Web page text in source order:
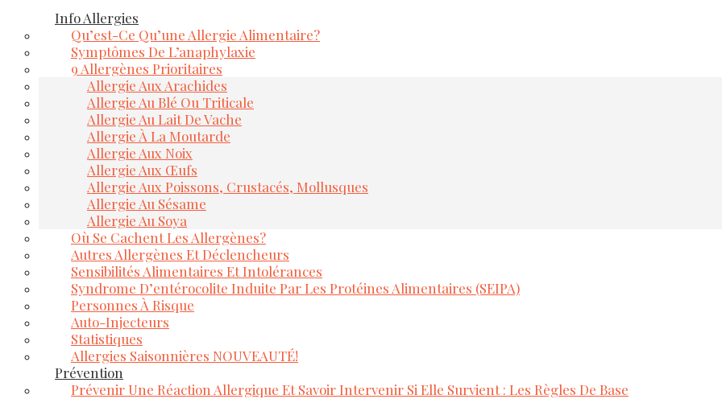
Info Allergies
Qu’est-Ce Qu’une Allergie Alimentaire?
Symptômes De L’anaphylaxie
9 Allergènes Prioritaires
Allergie Aux Arachides
Allergie Au Blé Ou Triticale
Allergie Au Lait De Vache
Allergie À La Moutarde
Allergie Aux Noix
Allergie Aux Œufs
Allergie Aux Poissons, Crustacés, Mollusques
Allergie Au Sésame
Allergie Au Soya
Où Se Cachent Les Allergènes?
Autres Allergènes Et Déclencheurs
Sensibilités Alimentaires Et Intolérances
Syndrome D’entérocolite Induite Par Les Protéines Alimentaires (SEIPA)
Personnes À Risque
Auto-Injecteurs
Statistiques
Allergies Saisonnières NOUVEAUTÉ!
Prévention
Prévenir Une Réaction Allergique Et Savoir Intervenir Si Elle Survient : Les Règles De Base